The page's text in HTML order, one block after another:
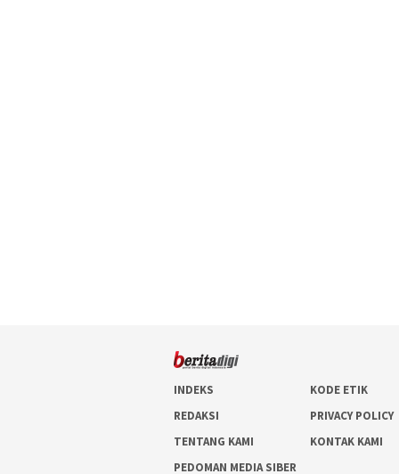
INDEKS
KODE ETIK
REDAKSI
PRIVACY POLICY
TENTANG KAMI
KONTAK KAMI
PEDOMAN MEDIA SIBER